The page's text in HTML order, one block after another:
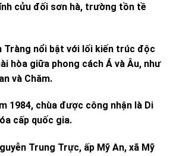
cửu đối sơn hà, trường tồn tề
Tràng nổi bật với lối kiến trúc độc
hòa giữa phong cách Á và Âu, như
và Chăm.
1984, chùa được công nhận là Di
cấp quốc gia.
Trung Trực, ấp Mỹ An, xã Mỹ